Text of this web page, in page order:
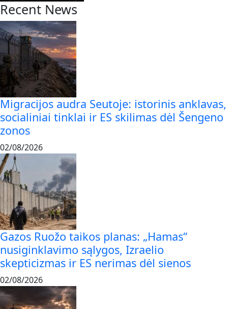
Recent News
Migracijos audra Seutoje: istorinis anklavas,
socialiniai tinklai ir ES skilimas dėl Šengeno
zonos
02/08/2026
Gazos Ruožo taikos planas: „Hamas“
nusiginklavimo sąlygos, Izraelio
skepticizmas ir ES nerimas dėl sienos
02/08/2026